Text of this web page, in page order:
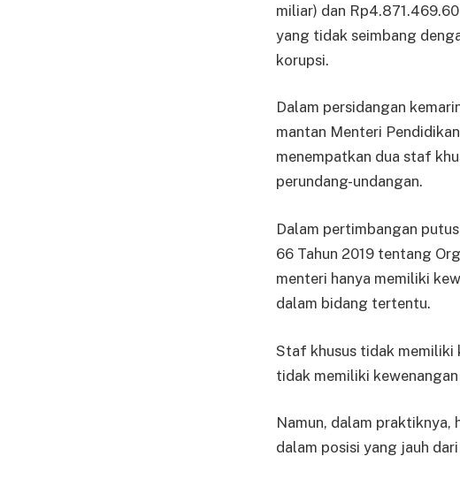
miliar) dan
yang tidak seimbang
korupsi.
Dalam persidangan
mantan Menteri
menempatkan dua staf
perundang-undangan.
Dalam pertimbangan
66 Tahun 2019 tentang
menteri hanya memiliki
dalam bidang tertentu.
Staf khusus tidak memiliki
tidak memiliki
Namun, dalam praktiknya,
dalam posisi yang jauh